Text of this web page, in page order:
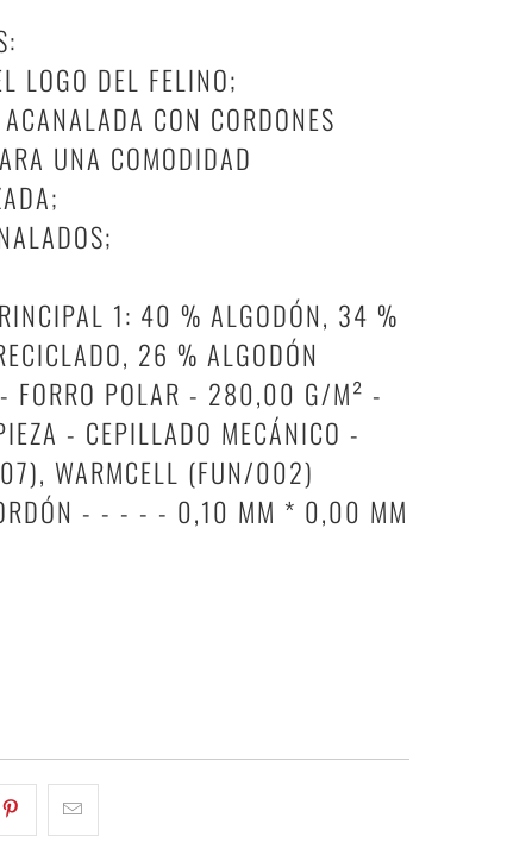
LOGO DEL FELINO;
CON CORDONES
UNA COMODIDAD
1: 40 % ALGODÓN, 34 %
26 % ALGODÓN
- FORRO POLAR - 280,00 G/M² -
- CEPILLADO MECÁNICO -
WARMCELL (FUN/002)
- - - - - 0,10 MM * 0,00 MM